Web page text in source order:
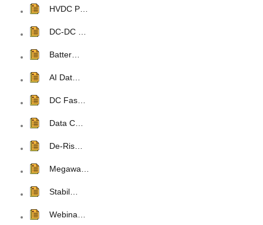
HVDC P…
DC-DC …
Batter…
AI Dat…
DC Fas…
Data C…
De-Ris…
Megawa…
Stabil…
Webina…